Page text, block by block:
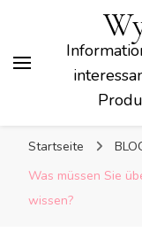
Startseite
Was müssen Sie
wissen?